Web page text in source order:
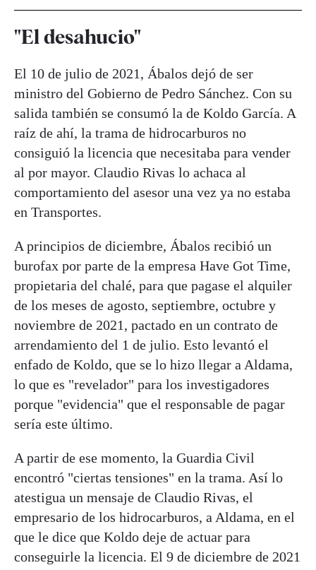
"El desahucio"
El 10 de julio de 2021, Ábalos dejó de ser
ministro del Gobierno de Pedro Sánchez. Con su
salida también se consumó la de Koldo García. A
raíz de ahí, la trama de hidrocarburos no
consiguió la licencia que necesitaba para vender
al por mayor. Claudio Rivas lo achaca al
comportamiento del asesor una vez ya no estaba
en Transportes.
A principios de diciembre, Ábalos recibió un
burofax por parte de la empresa Have Got Time,
propietaria del chalé, para que pagase el alquiler
de los meses de agosto, septiembre, octubre y
noviembre de 2021, pactado en un contrato de
arrendamiento del 1 de julio. Esto levantó el
enfado de Koldo, que se lo hizo llegar a Aldama,
lo que es "revelador" para los investigadores
porque "evidencia" que el responsable de pagar
sería este último.
A partir de ese momento, la Guardia Civil
encontró "ciertas tensiones" en la trama. Así lo
atestigua un mensaje de Claudio Rivas, el
empresario de los hidrocarburos, a Aldama, en el
que le dice que Koldo deje de actuar para
conseguirle la licencia. El 9 de diciembre de 2021